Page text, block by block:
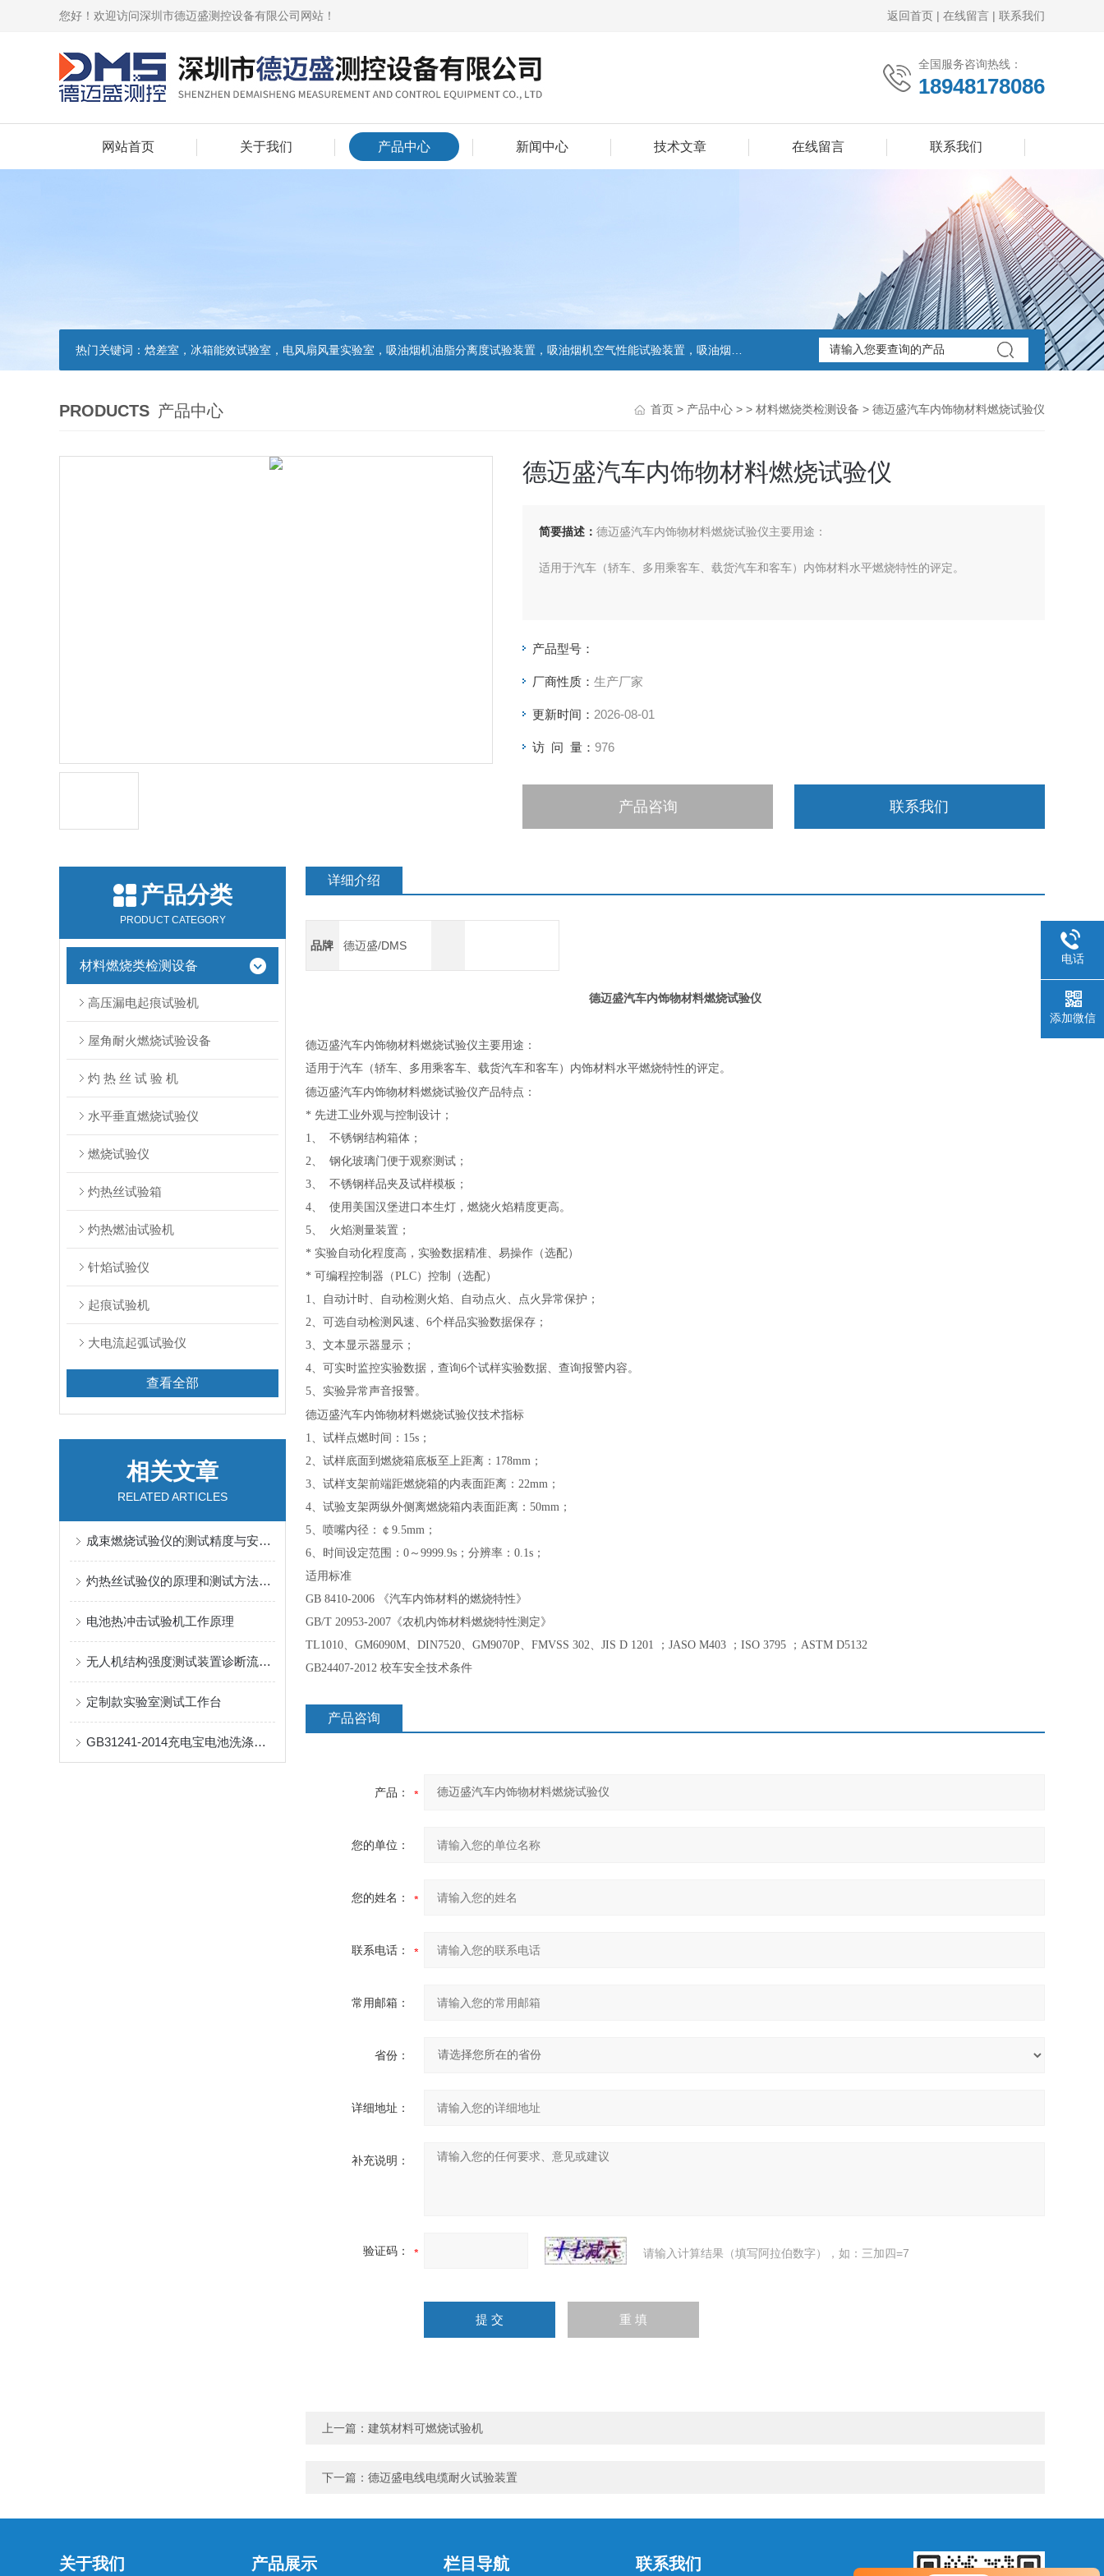
您好！欢迎访问深圳市德迈盛测控设备有限公司网站！ 返回首页 | 在线留言 | 联系我们
全国服务咨询热线：
18948178086
网站首页 关于我们 产品中心 新闻中心 技术文章 在线留言 联系我们
热门关键词： 焓差室，冰箱能效试验室，电风扇风量实验室，吸油烟机油脂分离度试验装置，吸油烟机空气性能试验装置，吸油烟机气味降低度试验装置，电池挤压试验机，电池短路试验机,电池重物冲击试验机,电池自由跌落试验机,电池燃烧试验机,电池洗涤试验机,电池挤压试验机
PRODUCTS 产品中心 首页 > 产品中心 > > 材料燃烧类检测设备 > 德迈盛汽车内饰物材料燃烧试验仪
德迈盛汽车内饰物材料燃烧试验仪
简要描述： 德迈盛汽车内饰物材料燃烧试验仪主要用途：
适用于汽车（轿车、多用乘客车、载货汽车和客车）内饰材料水平燃烧特性的评定。
产品型号：
厂商性质： 生产厂家
更新时间： 2026-08-01
访 问 量： 976
产品咨询 联系我们
产品分类
PRODUCT CATEGORY
材料燃烧类检测设备
高压漏电起痕试验机
屋角耐火燃烧试验设备
灼 热 丝 试 验 机
水平垂直燃烧试验仪
燃烧试验仪
灼热丝试验箱
灼热燃油试验机
针焰试验仪
起痕试验机
大电流起弧试验仪
查看全部
相关文章
RELATED ARTICLES
成束燃烧试验仪的测试精度与安全性分析
灼热丝试验仪的原理和测试方法解析
电池热冲击试验机工作原理
无人机结构强度测试装置诊断流程和排查
定制款实验室测试工作台
GB31241-2014充电宝电池洗涤试验机
详细介绍
品牌 德迈盛/DMS
德迈盛汽车内饰物材料燃烧试验仪
德迈盛汽车内饰物材料燃烧试验仪主要用途：
适用于汽车（轿车、多用乘客车、载货汽车和客车）内饰材料水平燃烧特性的评定。
德迈盛汽车内饰物材料燃烧试验仪产品特点：
* 先进工业外观与控制设计；
1、 不锈钢结构箱体；
2、 钢化玻璃门便于观察测试；
3、 不锈钢样品夹及试样模板；
4、 使用美国汉堡进口本生灯，燃烧火焰精度更高。
5、 火焰测量装置；
* 实验自动化程度高，实验数据精准、易操作（选配）
* 可编程控制器（PLC）控制（选配）
1、自动计时、自动检测火焰、自动点火、点火异常保护；
2、可选自动检测风速、6个样品实验数据保存；
3、文本显示器显示；
4、可实时监控实验数据，查询6个试样实验数据、查询报警内容。
5、实验异常声音报警。
德迈盛汽车内饰物材料燃烧试验仪技术指标
1、试样点燃时间：15s；
2、试样底面到燃烧箱底板至上距离：178mm；
3、试样支架前端距燃烧箱的内表面距离：22mm；
4、试验支架两纵外侧离燃烧箱内表面距离：50mm；
5、喷嘴内径：￠9.5mm；
6、时间设定范围：0～9999.9s；分辨率：0.1s；
适用标准
GB 8410-2006 《汽车内饰材料的燃烧特性》
GB/T 20953-2007《农机内饰材料燃烧特性测定》
TL1010、GM6090M、DIN7520、GM9070P、FMVSS 302、JIS D 1201 ；JASO M403 ；ISO 3795 ；ASTM D5132
GB24407-2012 校车安全技术条件
产品咨询
产品：
您的单位：
您的姓名：
联系电话：
常用邮箱：
省份：
详细地址：
补充说明：
验证码： 请输入计算结果（填写阿拉伯数字），如：三加四=7
上一篇： 建筑材料可燃烧试验机
下一篇： 德迈盛电线电缆耐火试验装置
关于我们 产品展示 栏目导航 联系我们
电话
添加微信